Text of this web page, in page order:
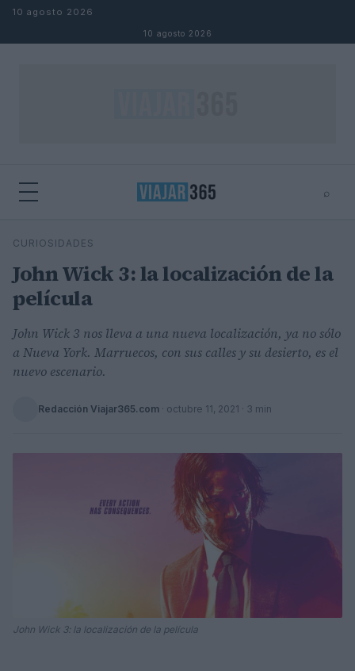
Saltar al contenido
10 agosto 2026
10 agosto 2026
⌕
Buscar
CURIOSIDADES
John Wick 3: la localización de la
película
John Wick 3 nos lleva a una nueva localización, ya no sólo
a Nueva York. Marruecos, con sus calles y su desierto, es el
nuevo escenario.
Redacción Viajar365.com · octubre 11, 2021 · 3 min
John Wick 3: la localización de la película